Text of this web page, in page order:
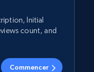
Initial
count, and
Commencer